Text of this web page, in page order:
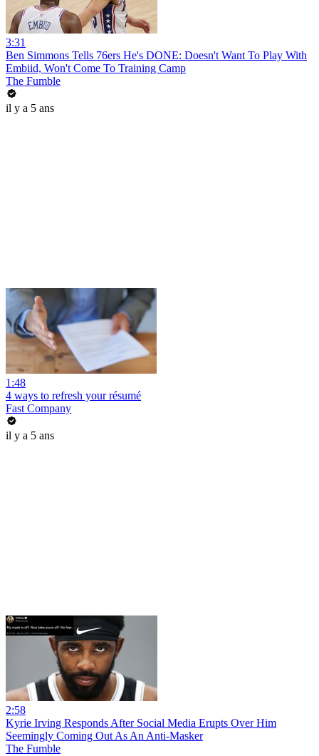
3:31
Ben Simmons Tells 76ers He's DONE: Doesn't Want To Play With
Embiid, Won't Come To Training Camp
The Fumble
il y a 5 ans
1:48
4 ways to refresh your résumé
Fast Company
il y a 5 ans
2:58
Kyrie Irving Responds After Social Media Erupts Over Him
Seemingly Coming Out As An Anti-Masker
The Fumble